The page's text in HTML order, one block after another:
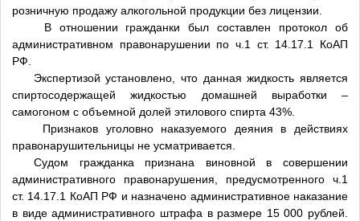
розничную продажу алкогольной продукции без лицензии.
В отношении гражданки был составлен протокол об
административном правонарушении по ч.1 ст. 14.17.1 КоАП
РФ.
Экспертизой установлено, что данная жидкость является
спиртосодержащей жидкостью домашней выработки –
самогоном с объемной долей этилового спирта 43%.
Признаков уголовно наказуемого деяния в действиях
правонарушительницы не усматривается.
Судом гражданка признана виновной в совершении
административного правонарушения, предусмотренного ч.1
ст. 14.17.1 КоАП РФ и назначено административное наказание
в виде административного штрафа в размере 15 000 рублей.